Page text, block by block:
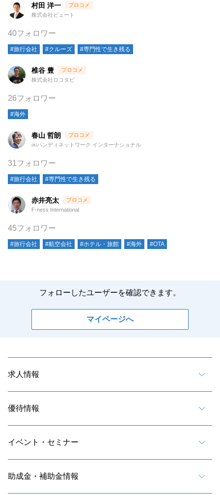
村田 洋一
株式会社ビュート
40フォロワー
#旅行会社 #クルーズ #専門性で生き残る
椎谷 豊
株式会社ロコタビ
26フォロワー
#海外
春山 哲朗
㈱ハンディネットワーク インターナショナル
31フォロワー
#旅行会社 #専門性で生き残る
赤井亮太
F-ness International
45フォロワー
#旅行会社 #航空会社 #ホテル・旅館 #海外 #OTA
フォローしたユーザーを確認できます。
マイページへ
求人情報
優待情報
イベント・セミナー
助成金・補助金情報